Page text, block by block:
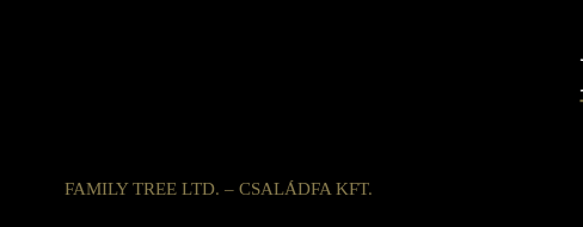
FAMILY TREE LTD. – CSALÁDFA KFT.